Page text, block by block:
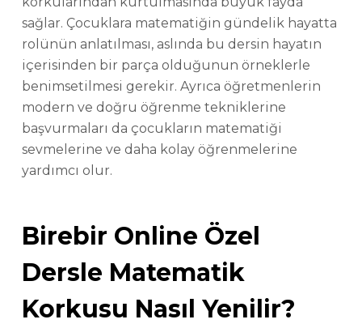
sağlar. Çocuklara matematiğin gündelik hayatta
rolünün anlatılması, aslında bu dersin hayatın
içerisinden bir parça olduğunun örneklerle
benimsetilmesi gerekir. Ayrıca öğretmenlerin
modern ve doğru öğrenme tekniklerine
başvurmaları da çocukların matematiği
sevmelerine ve daha kolay öğrenmelerine
yardımcı olur.
Birebir Online Özel
Dersle Matematik
Korkusu Nasıl Yenilir?